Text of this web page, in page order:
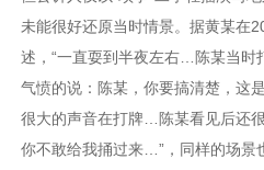
未能很好还原当时情景。据黄某在
述，“一直耍到半夜左右…陈某当时
气愤的说：陈某，你要搞清楚，这
很大的声音在打牌…陈某看见后还
你不敢给我捅过来…”，同样的场景